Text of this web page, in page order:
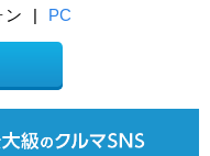
ン | PC